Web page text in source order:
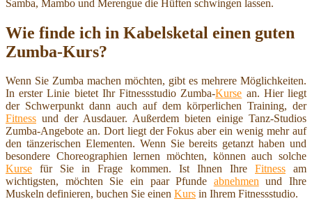
Samba, Mambo und Merengue die Hüften schwingen lassen.
Wie finde ich in Kabelsketal einen guten
Zumba-Kurs?
Wenn Sie Zumba machen möchten, gibt es mehrere Möglichkeiten.
In erster Linie bietet Ihr Fitnessstudio Zumba-Kurse an. Hier liegt
der Schwerpunkt dann auch auf dem körperlichen Training, der
Fitness und der Ausdauer. Außerdem bieten einige Tanz-Studios
Zumba-Angebote an. Dort liegt der Fokus aber ein wenig mehr auf
den tänzerischen Elementen. Wenn Sie bereits getanzt haben und
besondere Choreographien lernen möchten, können auch solche
Kurse für Sie in Frage kommen. Ist Ihnen Ihre Fitness am
wichtigsten, möchten Sie ein paar Pfunde abnehmenund Ihre
Muskeln definieren, buchen Sie einen Kurs in Ihrem Fitnessstudio.